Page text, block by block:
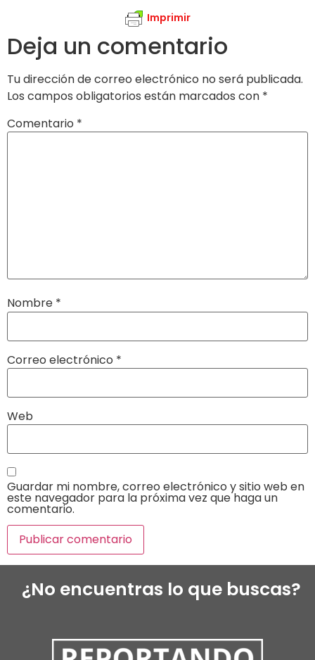
Imprimir
Deja un comentario
Tu dirección de correo electrónico no será publicada.
Los campos obligatorios están marcados con *
Comentario *
Nombre *
Correo electrónico *
Web
Guardar mi nombre, correo electrónico y sitio web en
este navegador para la próxima vez que haga un
comentario.
¿No encuentras lo que buscas?